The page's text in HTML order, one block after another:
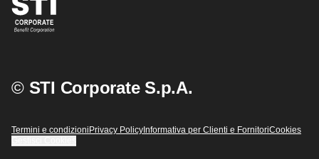
© STI Corporate S.p.A.
Termini e condizioni Privacy Policy Informativa per Clienti e FornitoriCookies